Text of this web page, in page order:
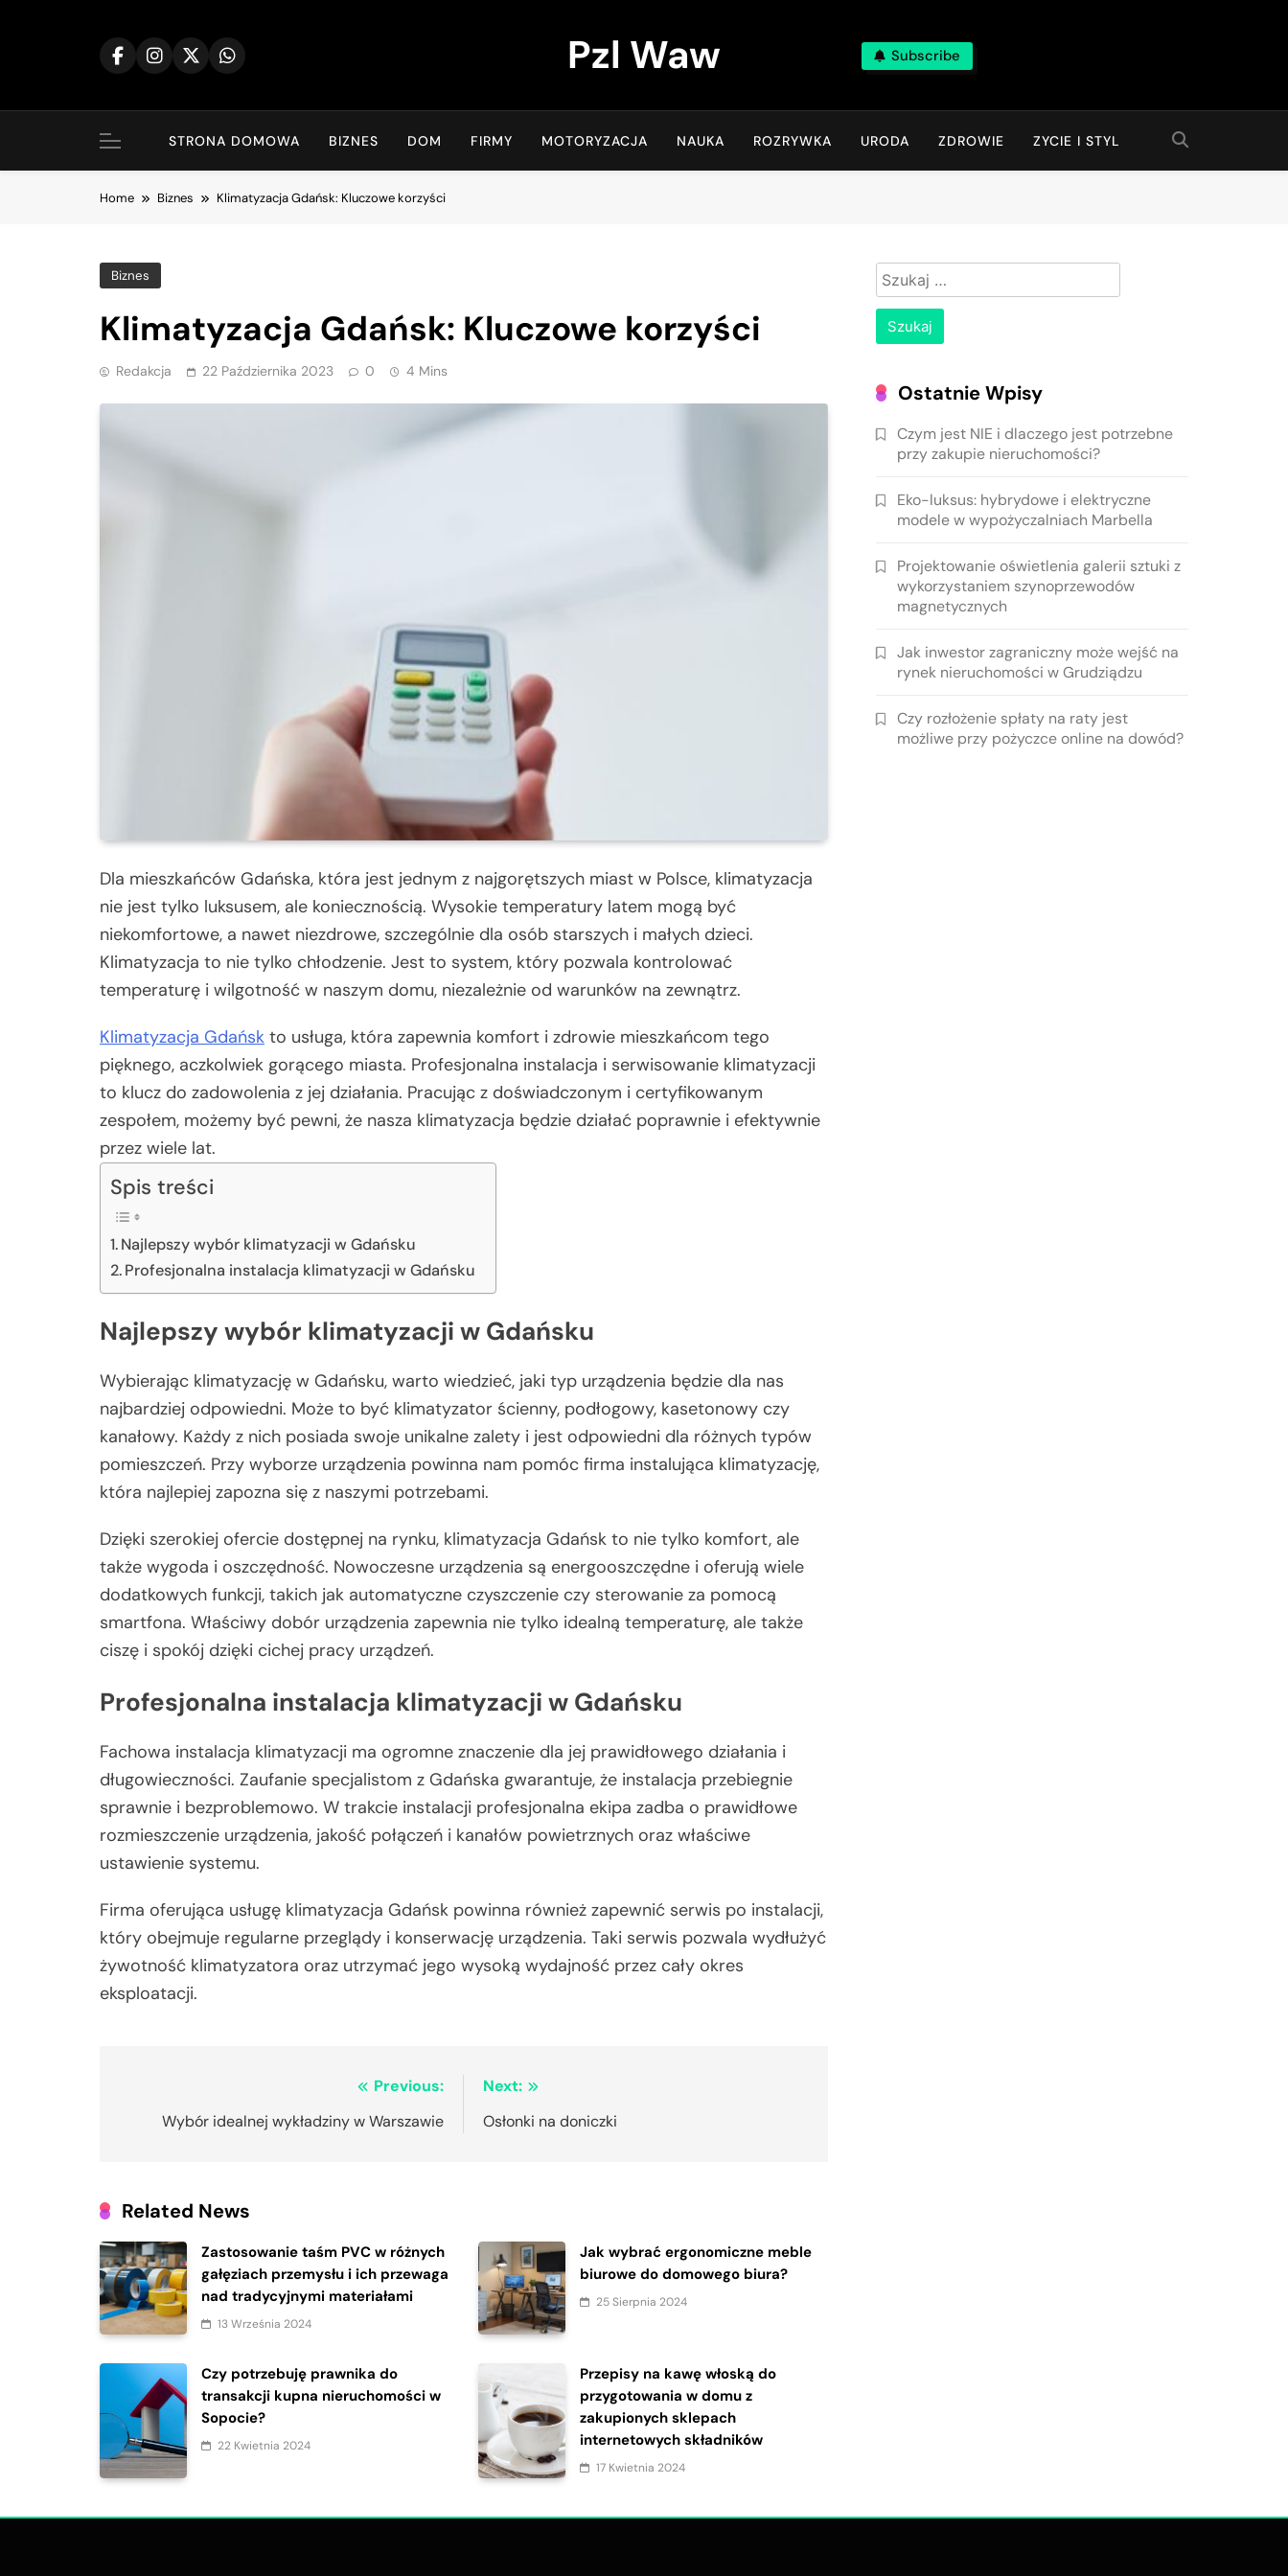
Pzl Waw Subscribe
STRONA DOMOWA BIZNES DOM FIRMY MOTORYZACJA NAUKA ROZRYWKA URODA ZDROWIE ZYCIE I STYL
Home Biznes Klimatyzacja Gdańsk: Kluczowe korzyści
Biznes
Klimatyzacja Gdańsk: Kluczowe korzyści
Redakcja 22 Października 2023 0 4 Mins
Dla mieszkańców Gdańska, która jest jednym z najgorętszych miast w Polsce, klimatyzacja
nie jest tylko luksusem, ale koniecznością. Wysokie temperatury latem mogą być
niekomfortowe, a nawet niezdrowe, szczególnie dla osób starszych i małych dzieci.
Klimatyzacja to nie tylko chłodzenie. Jest to system, który pozwala kontrolować
temperaturę i wilgotność w naszym domu, niezależnie od warunków na zewnątrz.
Klimatyzacja Gdańsk to usługa, która zapewnia komfort i zdrowie mieszkańcom tego
pięknego, aczkolwiek gorącego miasta. Profesjonalna instalacja i serwisowanie klimatyzacji
to klucz do zadowolenia z jej działania. Pracując z doświadczonym i certyfikowanym
zespołem, możemy być pewni, że nasza klimatyzacja będzie działać poprawnie i efektywnie
przez wiele lat.
Spis treści
Najlepszy wybór klimatyzacji w Gdańsku
Profesjonalna instalacja klimatyzacji w Gdańsku
Najlepszy wybór klimatyzacji w Gdańsku
Wybierając klimatyzację w Gdańsku, warto wiedzieć, jaki typ urządzenia będzie dla nas
najbardziej odpowiedni. Może to być klimatyzator ścienny, podłogowy, kasetonowy czy
kanałowy. Każdy z nich posiada swoje unikalne zalety i jest odpowiedni dla różnych typów
pomieszczeń. Przy wyborze urządzenia powinna nam pomóc firma instalująca klimatyzację,
która najlepiej zapozna się z naszymi potrzebami.
Dzięki szerokiej ofercie dostępnej na rynku, klimatyzacja Gdańsk to nie tylko komfort, ale
także wygoda i oszczędność. Nowoczesne urządzenia są energooszczędne i oferują wiele
dodatkowych funkcji, takich jak automatyczne czyszczenie czy sterowanie za pomocą
smartfona. Właściwy dobór urządzenia zapewnia nie tylko idealną temperaturę, ale także
ciszę i spokój dzięki cichej pracy urządzeń.
Profesjonalna instalacja klimatyzacji w Gdańsku
Fachowa instalacja klimatyzacji ma ogromne znaczenie dla jej prawidłowego działania i
długowieczności. Zaufanie specjalistom z Gdańska gwarantuje, że instalacja przebiegnie
sprawnie i bezproblemowo. W trakcie instalacji profesjonalna ekipa zadba o prawidłowe
rozmieszczenie urządzenia, jakość połączeń i kanałów powietrznych oraz właściwe
ustawienie systemu.
Firma oferująca usługę klimatyzacja Gdańsk powinna również zapewnić serwis po instalacji,
który obejmuje regularne przeglądy i konserwację urządzenia. Taki serwis pozwala wydłużyć
żywotność klimatyzatora oraz utrzymać jego wysoką wydajność przez cały okres
eksploatacji.
wpisu
Previous:
Wybór idealnej wykładziny w Warszawie
Next:
Osłonki na doniczki
Related News
Zastosowanie taśm PVC w różnych
gałęziach przemysłu i ich przewaga
nad tradycyjnymi materiałami
13 Września 2024
Jak wybrać ergonomiczne meble
biurowe do domowego biura?
25 Sierpnia 2024
Czy potrzebuję prawnika do
transakcji kupna nieruchomości w
Sopocie?
22 Kwietnia 2024
Przepisy na kawę włoską do
przygotowania w domu z
zakupionych sklepach
internetowych składników
17 Kwietnia 2024
Szukaj:
Ostatnie Wpisy
Czym jest NIE i dlaczego jest potrzebne
przy zakupie nieruchomości?
Eko-luksus: hybrydowe i elektryczne
modele w wypożyczalniach Marbella
Projektowanie oświetlenia galerii sztuki z
wykorzystaniem szynoprzewodów
magnetycznych
Jak inwestor zagraniczny może wejść na
rynek nieruchomości w Grudziądzu
Czy rozłożenie spłaty na raty jest
możliwe przy pożyczce online na dowód?